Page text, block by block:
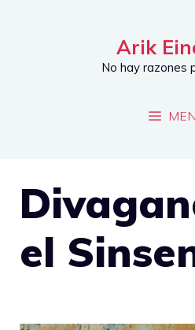
Arik
No hay razones
el